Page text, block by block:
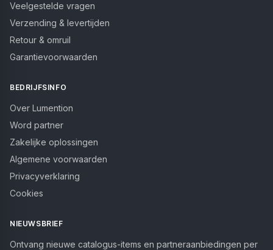
Veelgestelde vragen
Verzending & levertijden
Retour & omruil
Garantievoorwaarden
BEDRIJFSINFO
Over Lumention
Word partner
Zakelijke oplossingen
Algemene voorwaarden
Privacyverklaring
Cookies
NIEUWSBRIEF
Ontvang nieuwe catalogus-items en partneraanbiedingen per